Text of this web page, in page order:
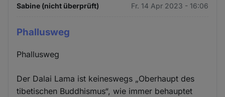
Sabine (nicht überprüft) Fr. 14 Apr 2023 - 16:06
Phallusweg
Phallusweg
Der Dalai Lama ist keineswegs „Oberhaupt des
tibetischen Buddhismus“, wie immer behauptet